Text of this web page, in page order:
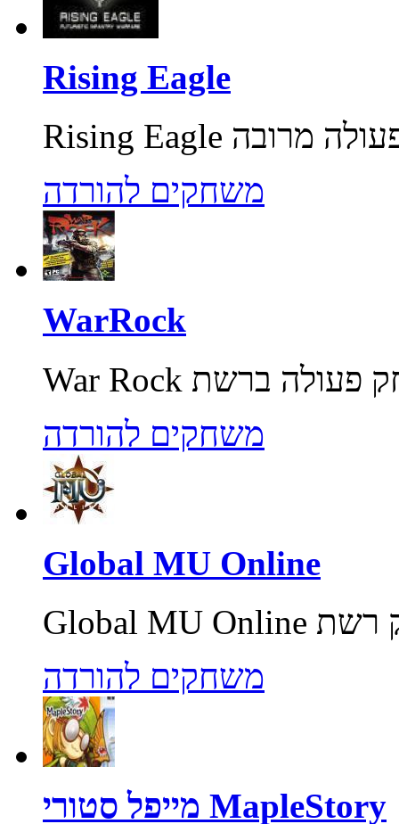
Rising Eagle
משחקים להורדה
WarRock
משחקים להורדה
Global MU Online
משחקים להורדה
מייפל סטורי MapleStory